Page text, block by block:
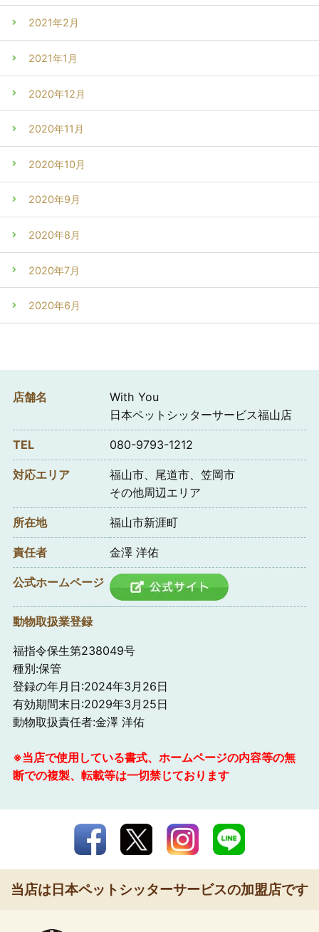
2021年2月
2021年1月
2020年12月
2020年11月
2020年10月
2020年9月
2020年8月
2020年7月
2020年6月
店舗名
With You
日本ペットシッターサービス福山店
TEL 080-9793-1212
対応エリア
福山市、尾道市、笠岡市
その他周辺エリア
所在地 福山市新涯町
責任者 金澤 洋佑
公式ホームページ
動物取扱業登録
福指令保生第238049号
種別:保管
登録の年月日:2024年3月26日
有効期間末日:2029年3月25日
動物取扱責任者:金澤 洋佑
※当店で使用している書式、ホームページの内容等の無
断での複製、転載等は一切禁じております
当店は日本ペットシッターサービスの加盟店です